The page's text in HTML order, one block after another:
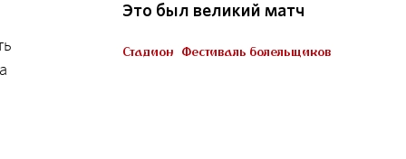
Это был великий матч
Стадион Фестиваль болельщиков